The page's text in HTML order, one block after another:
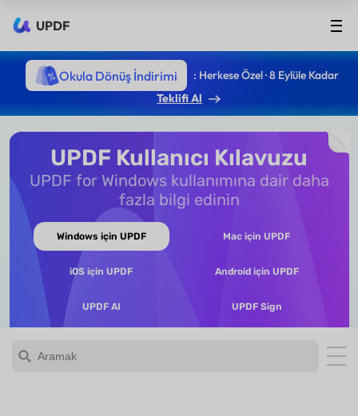
UPDF
Okula Dönüş İndirimi
: Herkese Özel · 8 Eylüle Kadar
Teklifi Al
UPDF Kullanıcı Kılavuzu
UPDF for Windows kullanımına dair daha
fazla bilgi edinin
Windows için UPDF Mac için UPDF
iOS için UPDF Android için UPDF
UPDF AI UPDF Sign